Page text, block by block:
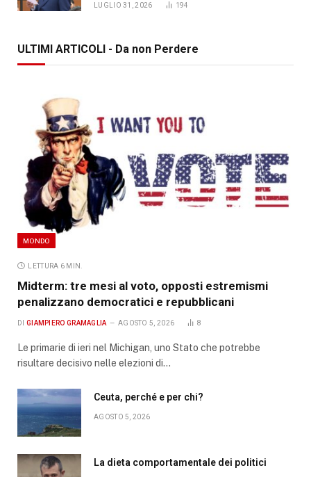
LUGLIO 31, 2026 194
ULTIMI ARTICOLI - Da non Perdere
MONDO
LETTURA 6 MIN.
Midterm: tre mesi al voto, opposti estremismi
penalizzano democratici e repubblicani
DI GIAMPIERO GRAMAGLIA AGOSTO 5, 2026 8
Le primarie di ieri nel Michigan, uno Stato che potrebbe
risultare decisivo nelle elezioni di…
Ceuta, perché e per chi?
AGOSTO 5, 2026
La dieta comportamentale dei politici